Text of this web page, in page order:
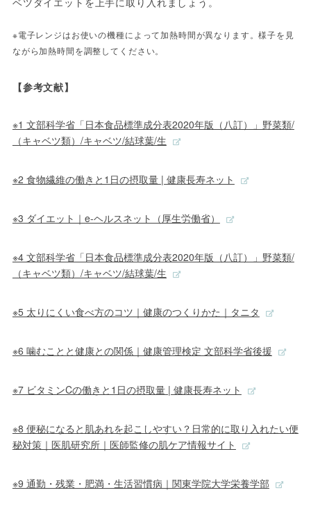
※電子レンジはお使いの機種によって加熱時間が異なります。様子を見
ながら加熱時間を調整してください。
【参考文献】
※1 文部科学省「日本食品標準成分表2020年版（八訂）」野菜類/
（キャベツ類）/キャベツ/結球葉/生
※2 食物繊維の働きと1日の摂取量 | 健康長寿ネット
※3 ダイエット｜e-ヘルスネット（厚生労働省）
※4 文部科学省「日本食品標準成分表2020年版（八訂）」野菜類/
（キャベツ類）/キャベツ/結球葉/生
※5 太りにくい食べ方のコツ｜健康のつくりかた｜タニタ
※6 噛むことと健康との関係｜健康管理検定 文部科学省後援
※7 ビタミンCの働きと1日の摂取量 | 健康長寿ネット
※8 便秘になると肌あれを起こしやすい？日常的に取り入れたい便
秘対策｜医肌研究所｜医師監修の肌ケア情報サイト
※9 通勤・残業・肥満・生活習慣病｜関東学院大学栄養学部